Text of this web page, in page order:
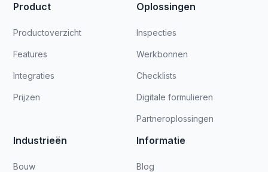
Product
Productoverzicht
Features
Integraties
Prijzen
Oplossingen
Inspecties
Werkbonnen
Checklists
Digitale formulieren
Partneroplossingen
Industrieën
Bouw
Informatie
Blog